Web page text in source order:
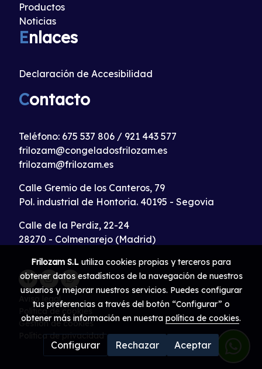
Productos
Noticias
Enlaces
Declaración de Accesibilidad
Contacto
Teléfono: 675 537 806 / 921 443 577
frilozam@congeladosfrilozam.es
frilozam@frilozam.es
Calle Gremio de los Canteros, 79
Pol. industrial de Hontoria. 40195 - Segovia
Calle de la Perdiz, 22-24
28270 - Colmenarejo (Madrid)
Aviso legal
Política de cookies
Gestión de cookies
Política de privacidad
Frilozam S.L utiliza cookies propias y terceros para
obtener datos estadísticos de la navegación de nuestros
usuarios y mejorar nuestros servicios. Puedes configurar
tus preferencias a través del botón “Configurar” o
obtener más información en nuestra política de cookies.
Configurar Rechazar Aceptar